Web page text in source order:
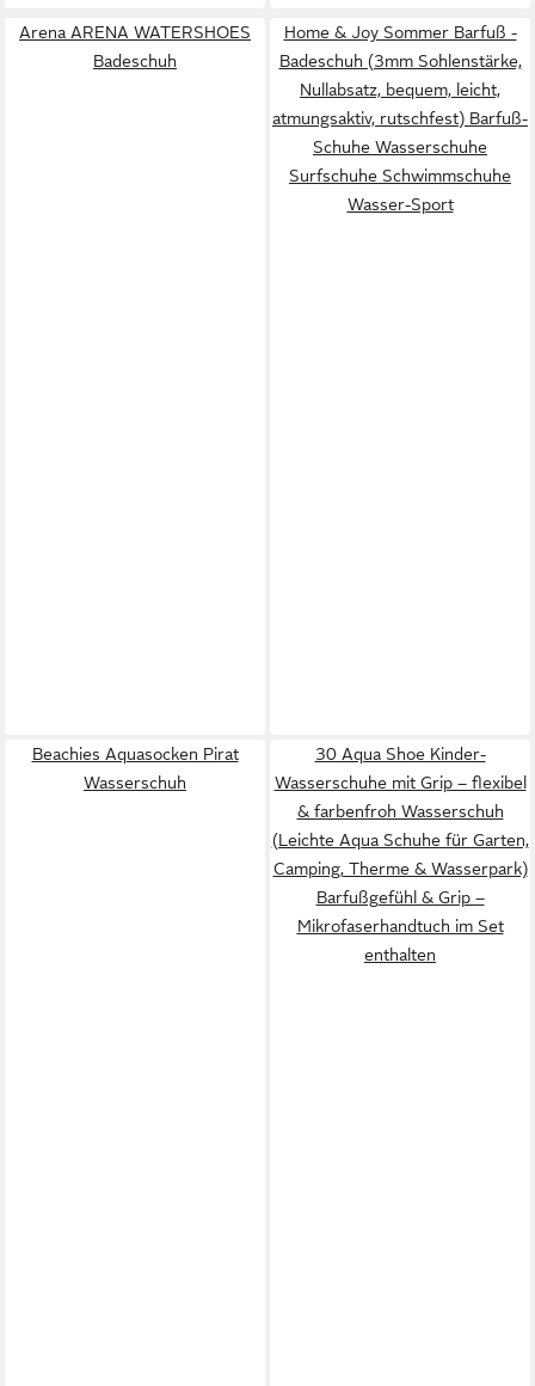
Arena ARENA WATERSHOES
Badeschuh
Home & Joy Sommer Barfuß -
Badeschuh (3mm Sohlenstärke,
Nullabsatz, bequem, leicht,
atmungsaktiv, rutschfest) Barfuß-
Schuhe Wasserschuhe
Surfschuhe Schwimmschuhe
Wasser-Sport
Beachies Aquasocken Pirat
Wasserschuh
30 Aqua Shoe Kinder-
Wasserschuhe mit Grip – flexibel
& farbenfroh Wasserschuh
(Leichte Aqua Schuhe für Garten,
Camping, Therme & Wasserpark)
Barfußgefühl & Grip –
Mikrofaserhandtuch im Set
enthalten